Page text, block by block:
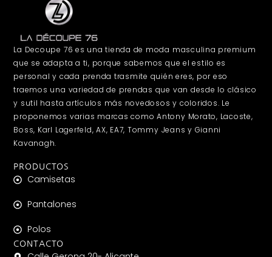
La Decoupe 76 es una tienda de moda masculina premium
que se adapta a ti, porque sabemos que el estilo es
personal y cada prenda trasmite quién eres, por eso
traemos una variedad de prendas que van desde lo clásico
y sutil hasta artículos más novedosos y coloridos. Le
proponemos varias marcas como Antony Morato, Lacoste,
Boss, Karl Lagerfeld, AX, EA7, Tommy Jeans y Gianni
Kavanagh.
PRODUCTOS
Camisetas
Pantalones
Polos
CONTACTO